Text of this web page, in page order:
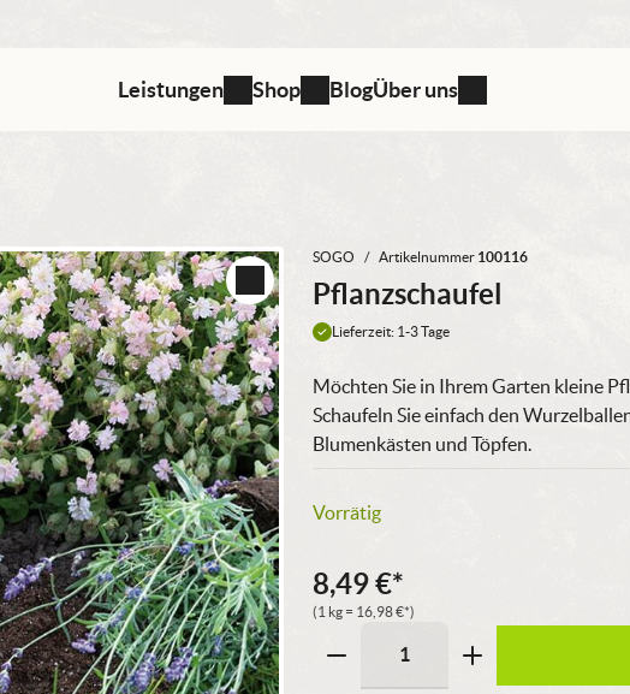
Leistungen Shop BlogÜber uns
SOGO / Artikelnummer 100116
Pflanzschaufel
Lieferzeit: 1-3 Tage
Möchten Sie in Ihrem Garten kleine
Schaufeln Sie einfach den
Blumenkästen und Töpfen.
Vorrätig
8,49€*
(1 kg = 16,98€*)
Pflanzschaufel